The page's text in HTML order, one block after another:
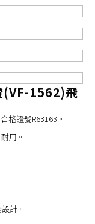
(VF-1562)飛
格證號R63163。
用。
計。